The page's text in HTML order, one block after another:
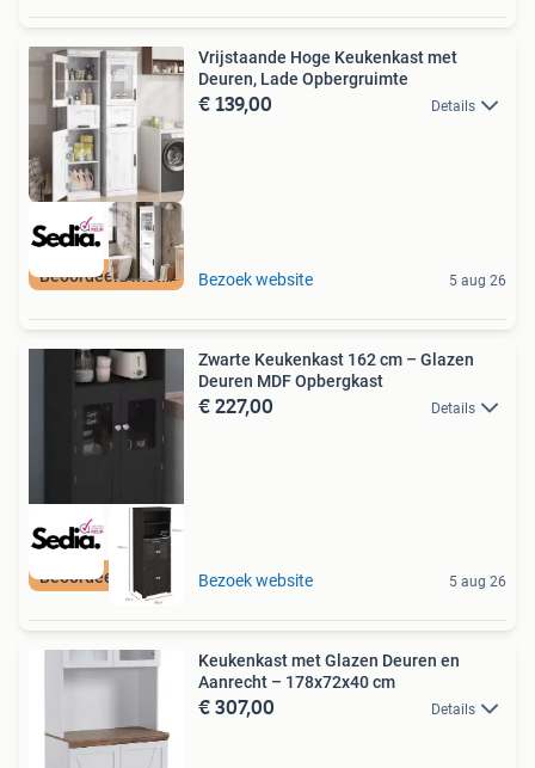
Beoordeeld met 9+
Vrijstaande Hoge Keukenkast met
Deuren, Lade Opbergruimte
€ 139,00 Details
Bezoek website 5 aug 26
Zwarte Keukenkast 162 cm – Glazen
Deuren MDF Opbergkast
€ 227,00 Details
Bezoek website 5 aug 26
Keukenkast met Glazen Deuren en
Aanrecht – 178x72x40 cm
€ 307,00 Details